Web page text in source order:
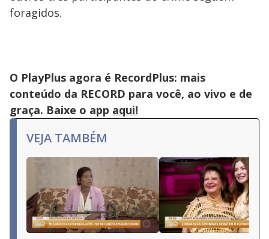
foragidos.
O PlayPlus agora é RecordPlus: mais
conteúdo da RECORD para você, ao vivo e de
graça. Baixe o app aqui!
VEJA TAMBÉM